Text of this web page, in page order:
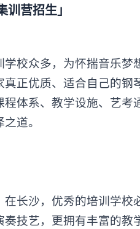
营招生」
众多，为怀揣音乐梦
正优质、适合自己的钢
体系、教学设施、艺考
道。
沙，优秀的培训学校
技艺，更拥有丰富的教